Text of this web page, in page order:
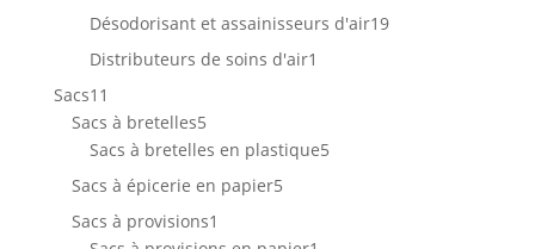
produit
Désodorisant et assainisseurs d'air1919
Distributeurs de soins d'air1
Sacs11
produits
Sacs à bretelles55
produits
Sacs à bretelles en plastique55
Sacs à épicerie en papier55
Sacs à provisions1